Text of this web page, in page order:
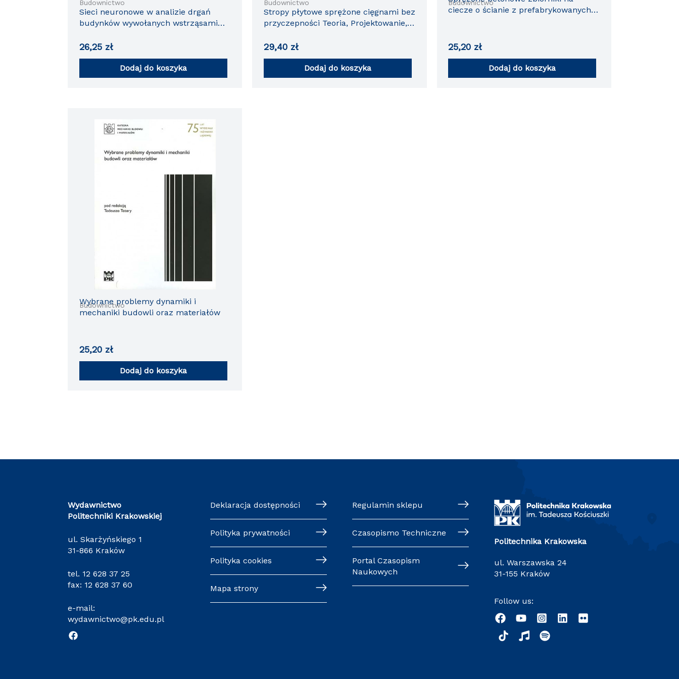
Budownictwo
Sieci neuronowe w analizie drgań
budynków wywołanych wstrząsami
26,25 zł
Dodaj do koszyka
Budownictwo
Stropy płytowe sprężone cięgnami bez
przyczepności Teoria, Projektowanie,
29,40 zł
Dodaj do koszyka
Budownictwo
ciecze o ścianie z prefabrykowanych
25,20 zł
Dodaj do koszyka
Budownictwo
Wybrane problemy dynamiki i
mechaniki budowli oraz materiałów
25,20 zł
Dodaj do koszyka
Wydawnictwo
Politechniki Krakowskiej
ul. Skarżyńskiego 1
31-866 Kraków
tel. 12 628 37 25
fax: 12 628 37 60
e-mail:
wydawnictwo@pk.edu.pl
Deklaracja dostępności
Polityka prywatności
Polityka cookies
Mapa strony
Regulamin sklepu
Czasopismo Techniczne
Portal Czasopism
Naukowych
Politechnika Krakowska
ul. Warszawska 24
31-155 Kraków
Follow us: